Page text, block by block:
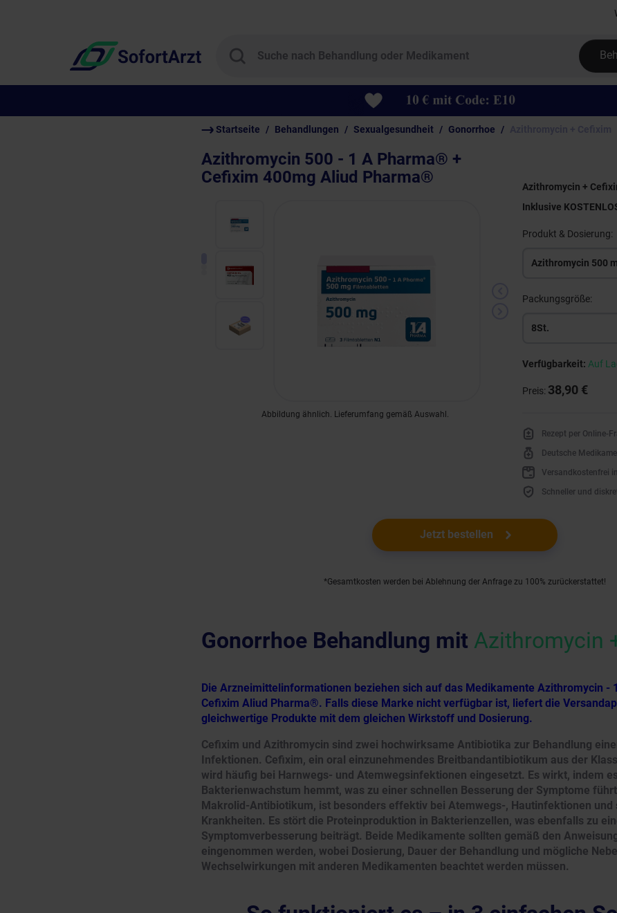
Startseite Behandlungen Sexualgesundheit Gonorrhoe
Azithromycin 500 - 1 A Pharma® +
Cefixim 400mg Aliud Pharma®
Abbildung ähnlich. Lieferumfang gemäß Auswahl.
Azithromycin +
Inklusive
Produkt & Dosierung:
Azithromycin 500
Packungsgröße:
8St.
Verfügbarkeit:Auf
Preis: 38,90 €
Rezept per Online-
Deutsche
Versandkostenfrei
Schneller und
Jetzt bestellen
*Gesamtkosten werden bei Ablehnung der Anfrage zu 100% zurückerstattet!
Gonorrhoe Behandlung mit Azithromycin
Die Arzneimittelinformationen beziehen sich auf das Medikamente Azithromycin -
Cefixim Aliud Pharma®. Falls diese Marke nicht verfügbar ist, liefert die
gleichwertige Produkte mit dem gleichen Wirkstoff und Dosierung.
Cefixim und Azithromycin sind zwei hochwirksame Antibiotika zur Behandlung
Infektionen. Cefixim, ein oral einzunehmendes Breitbandantibiotikum aus der
wird häufig bei Harnwegs- und Atemwegsinfektionen eingesetzt. Es wirkt, indem
Bakterienwachstum hemmt, was zu einer schnellen Besserung der Symptome
Makrolid-Antibiotikum, ist besonders effektiv bei Atemwegs-, Hautinfektionen und
Krankheiten. Es stört die Proteinproduktion in Bakterienzellen, was ebenfalls zu
Symptomverbesserung beiträgt. Beide Medikamente sollten gemäß den
eingenommen werden, wobei Dosierung, Dauer der Behandlung und mögliche
Wechselwirkungen mit anderen Medikamenten beachtet werden müssen.